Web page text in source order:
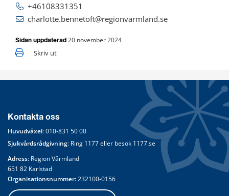
+46108331351
charlotte.bennetoft@regionvarmland.se
Sidan uppdaterad 20 november 2024
Skriv ut
Kontakta oss
Huvudväxel: 010-831 50 00
Sjukvårdsrådgivning: Ring 1177 eller besök 1177.se
Adress: Region Värmland
651 82 Karlstad
Organisationsnummer: 232100-0156